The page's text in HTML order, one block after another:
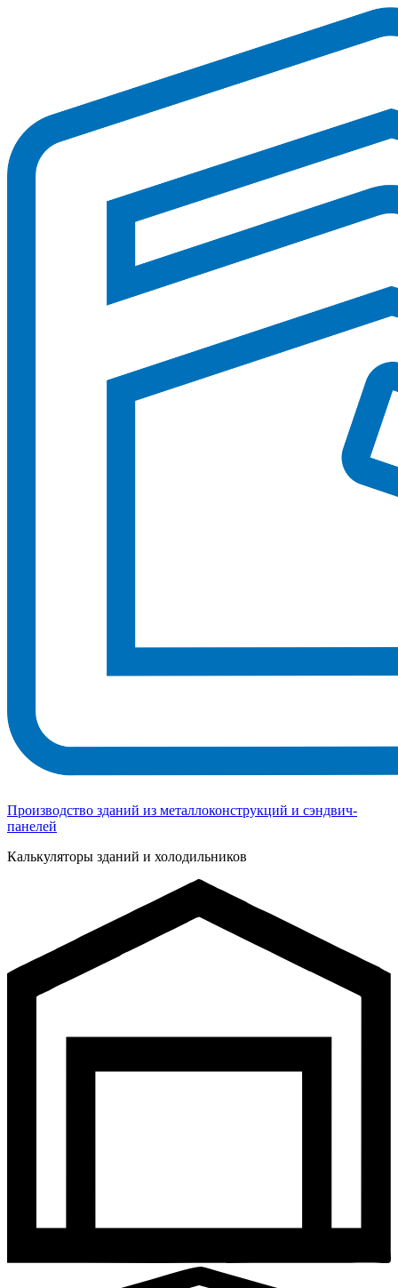
Производство зданий из металлоконструкций и сэндвич-
панелей
Калькуляторы зданий и холодильников